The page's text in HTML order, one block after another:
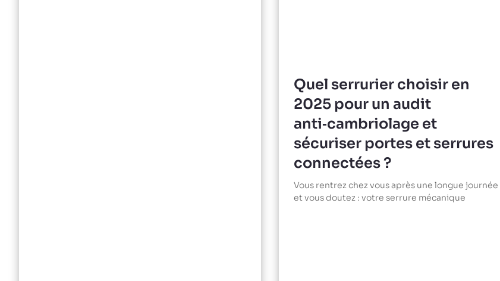
Quel serrurier choisir en
2025 pour un audit
anti‑cambriolage et
sécuriser portes et serrures
connectées ?
Vous rentrez chez vous après une longue journée
et vous doutez : votre serrure mécanique